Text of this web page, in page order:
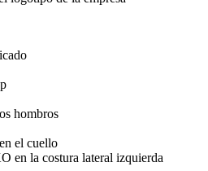
hombros
el cuello
en la costura lateral izquierda